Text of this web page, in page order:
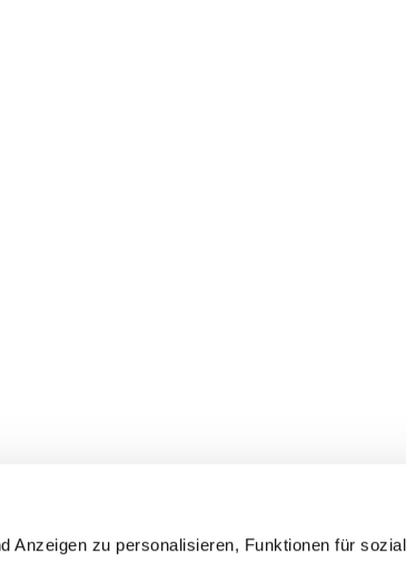
Anzeigen zu personalisieren, Funktionen für